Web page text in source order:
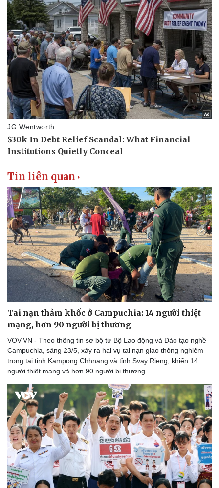
Thể thao
Bóng đá
Lịch thi đấu bóng đá
Thế giới thể thao
eSports
Ô tô - Xe máy
Ô tô
Xe máy
Tư vấn
Tin liên quan
Tai nạn thảm khốc ở Campuchia: 14 người thiệt
mạng, hơn 90 người bị thương
VOV.VN - Theo thông tin sơ bộ từ Bộ Lao động và Đào tạo nghề
Campuchia, sáng 23/5, xảy ra hai vụ tai nạn giao thông nghiêm
trọng tại tỉnh Kampong Chhnang và tỉnh Svay Rieng, khiến 14
người thiệt mạng và hơn 90 người bị thương.